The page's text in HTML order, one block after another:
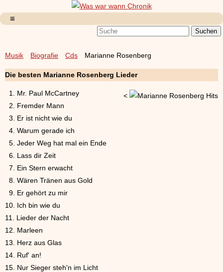
Musik Biografie Cds Marianne Rosenberg
Die besten Marianne Rosenberg Lieder
<
1. Mr. Paul McCartney
2. Fremder Mann
3. Er ist nicht wie du
4. Warum gerade ich
5. Jeder Weg hat mal ein Ende
6. Lass dir Zeit
7. Ein Stern erwacht
8. Wären Tränen aus Gold
9. Er gehört zu mir
10. Ich bin wie du
11. Lieder der Nacht
12. Marleen
13. Herz aus Glas
14. Ruf' an!
15. Nur Sieger steh'n im Licht